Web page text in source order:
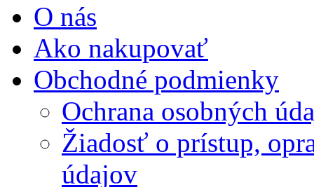
O nás
Ako nakupovať
Obchodné podmienky
Ochrana osobných
Žiadosť o prístup,
údajov